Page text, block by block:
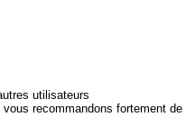
utilisateurs
vous recommandons fortement de